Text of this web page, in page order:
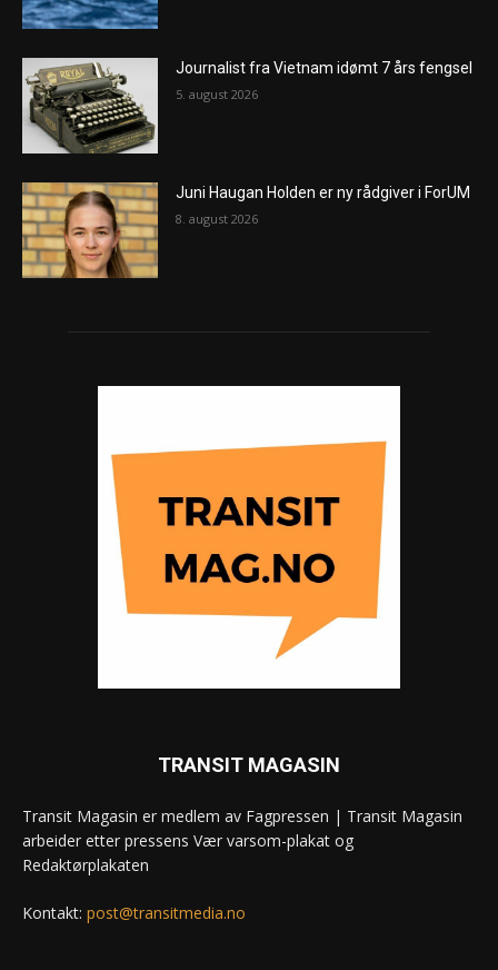
Journalist fra Vietnam idømt 7 års fengsel
5. august 2026
Juni Haugan Holden er ny rådgiver i ForUM
8. august 2026
TRANSIT MAGASIN
Transit Magasin er medlem av Fagpressen | Transit Magasin
arbeider etter pressens Vær varsom-plakat og
Redaktørplakaten
Kontakt: post@transitmedia.no